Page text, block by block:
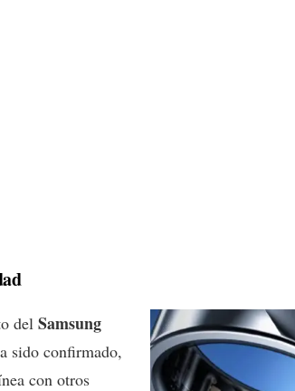
del Samsung
sido confirmado,
con otros